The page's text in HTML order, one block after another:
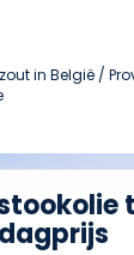
in België /
dagprijs